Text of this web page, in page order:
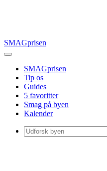
SMAGprisen
SMAGprisen
Tip os
Guides
5 favoritter
Smag på byen
Kalender